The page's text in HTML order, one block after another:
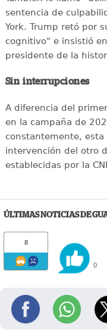
sentencia de
York. Trump retó por
cognitivo" e insistió
presidente de la
Sin interrupciones
A diferencia del
en la campaña de
constantemente,
intervención del otro
establecidas por la
ÚLTIMAS NOTICIAS DE
8
0